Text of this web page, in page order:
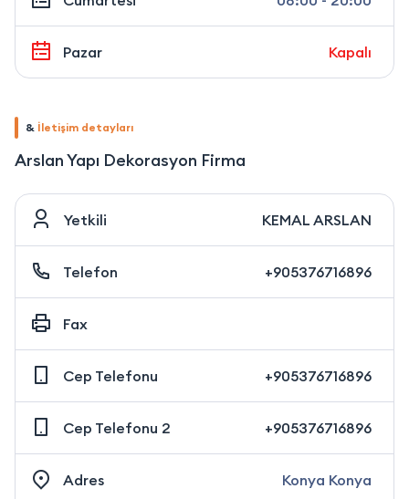
Pazar Kapalı
& İletişim detayları
Arslan Yapı Dekorasyon Firma
Yetkili KEMAL ARSLAN
Telefon +905376716896
Fax
Cep Telefonu +905376716896
Cep Telefonu 2 +905376716896
Adres Konya Konya